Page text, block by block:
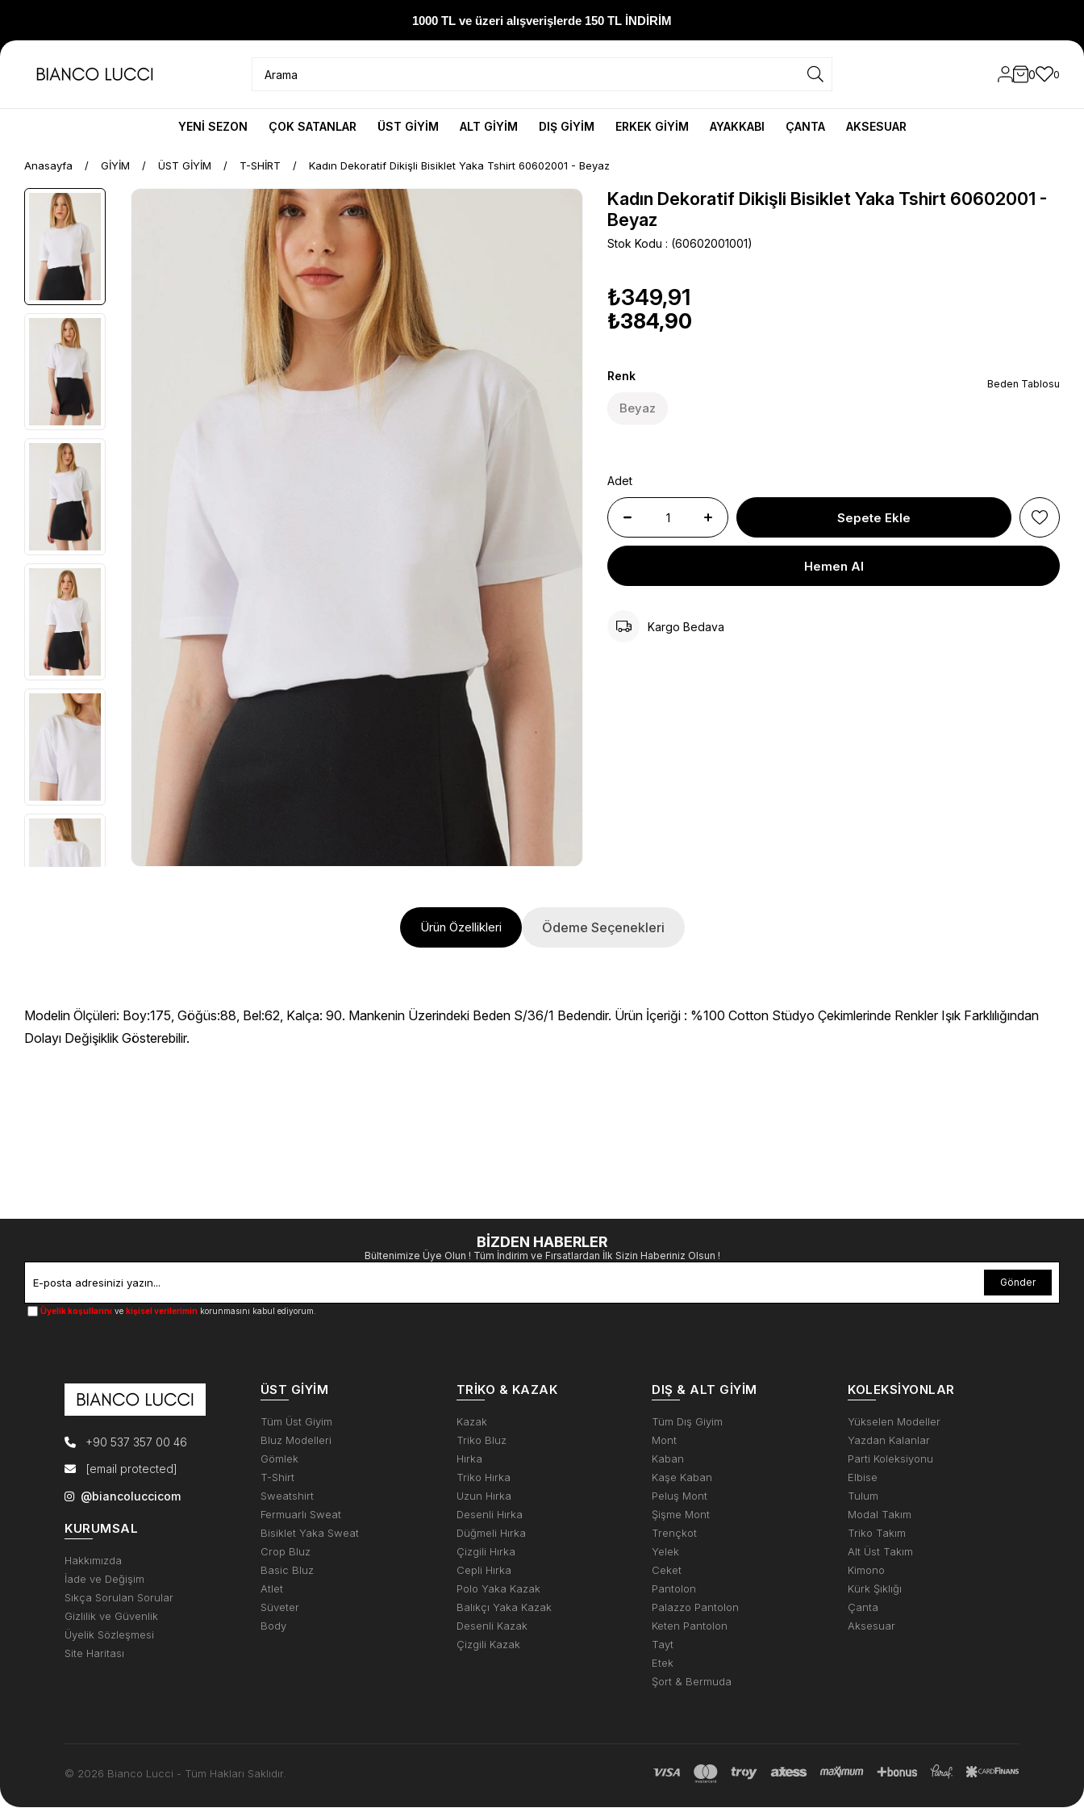
Yeni sezon ürünlerini hemen keşfedin
300 TL ve üzeri alışverişlerde ÜCRETSİZ KARGO
1000 TL ve üzeri alışverişlerde 150 TL İNDİRİM
0 0
YENİ SEZON ÇOK SATANLAR ÜST GİYİM ALT GİYİM DIŞ GİYİM ERKEK GİYİM AYAKKABI ÇANTA AKSESUAR
Anasayfa GİYİM ÜST GİYİM T-SHİRT Kadın Dekoratif Dikişli Bisiklet Yaka Tshirt 60602001 - Beyaz
Kadın Dekoratif Dikişli Bisiklet Yaka Tshirt 60602001 -
Beyaz
Stok Kodu (60602001001)
₺349,91
₺384,90
Renk
Beyaz
Beden Tablosu
Adet
Kargo Bedava
Ürün Özellikleri Ödeme Seçenekleri
Modelin Ölçüleri: Boy:175, Göğüs:88, Bel:62, Kalça: 90. Mankenin Üzerindeki Beden S/36/1 Bedendir. Ürün İçeriği : %100 Cotton Stüdyo Çekimlerinde Renkler Işık Farklılığından
Dolayı Değişiklik Gösterebilir.
BİZDEN HABERLER
Bültenimize Üye Olun ! Tüm İndirim ve Fırsatlardan İlk Sizin Haberiniz Olsun !
Gönder
Üyelik koşullarını ve kişisel verilerimin korunmasını kabul ediyorum.
+90 537 357 00 46
[email protected]
@biancoluccicom
KURUMSAL
Hakkımızda
İade ve Değişim
Sıkça Sorulan Sorular
Gizlilik ve Güvenlik
Üyelik Sözleşmesi
Site Haritası
ÜST GIYIM
Tüm Üst Giyim
Bluz Modelleri
Gömlek
T-Shirt
Sweatshirt
Fermuarlı Sweat
Bisiklet Yaka Sweat
Crop Bluz
Basic Bluz
Atlet
Süveter
Body
TRIKO & KAZAK
Kazak
Triko Bluz
Hırka
Triko Hırka
Uzun Hırka
Desenli Hırka
Düğmeli Hırka
Çizgili Hırka
Cepli Hırka
Polo Yaka Kazak
Balıkçı Yaka Kazak
Desenli Kazak
Çizgili Kazak
DIŞ & ALT GIYIM
Tüm Dış Giyim
Mont
Kaban
Kaşe Kaban
Peluş Mont
Şişme Mont
Trençkot
Yelek
Ceket
Pantolon
Palazzo Pantolon
Keten Pantolon
Tayt
Etek
Şort & Bermuda
KOLEKSIYONLAR
Yükselen Modeller
Yazdan Kalanlar
Parti Koleksiyonu
Elbise
Tulum
Modal Takım
Triko Takım
Alt Üst Takım
Kimono
Kürk Şıklığı
Çanta
Aksesuar
© 2026 Bianco Lucci - Tüm Hakları Saklıdır.